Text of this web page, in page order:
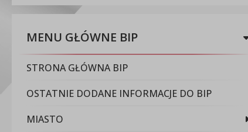
MENU GŁÓWNE BIP
STRONA GŁÓWNA BIP
OSTATNIE DODANE INFORMACJE DO BIP
MIASTO